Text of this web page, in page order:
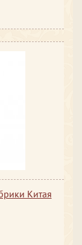
Китая